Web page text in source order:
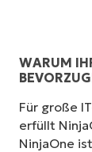
WARUM
Für große
erfüllt
NinjaOne